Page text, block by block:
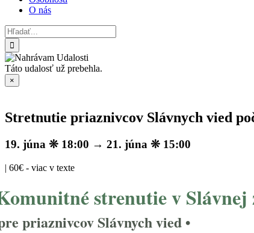
O nás
Hľadať:
Táto udalosť už prebehla.
×
Stretnutie priaznivcov Slávnych vied
19. júna ❊ 18:00 → 21. júna ❊ 15:00
| 60€ - viac v texte
strenutie v Slávnej
priaznivcov Slávnych vied •